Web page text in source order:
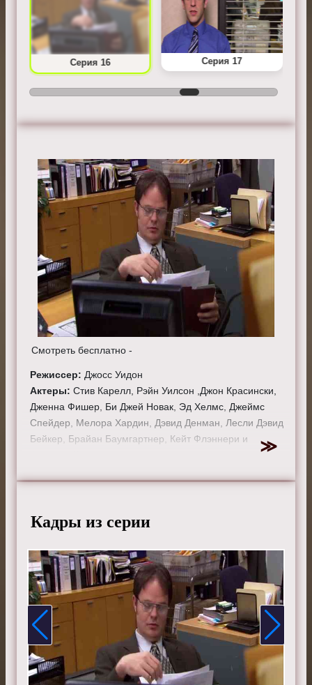
Серия 16 Серия 17
Смотреть бесплатно -
Режиссер: Джосс Уидон
Актеры: Стив Карелл, Рэйн Уилсон ,Джон Красински,
Дженна Фишер, Би Джей Новак, Эд Хелмс, Джеймс
Спейдер, Мелора Хардин, Дэвид Денман, Лесли Дэвид
Бейкер, Брайан Баумгартнер, Кейт Флэннери и
Смотрите онлайн 3 сезон 16 серию «Офис»
Кадры из серии